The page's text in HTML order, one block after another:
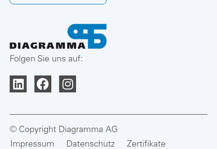
Folgen Sie uns auf:
© Copyright Diagramma AG
Impressum
Datenschutz Zertifikate